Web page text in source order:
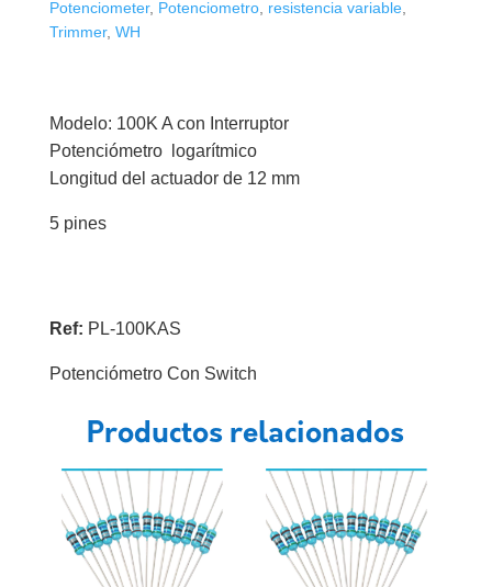
5
Pines
Potenciometer, Potenciometro, resistencia variable,
Trimmer, WH
Modelo: 100K A con Interruptor
Potenciómetro logarítmico
Longitud del actuador de 12 mm
5 pines
Ref: PL-100KAS
Potenciómetro Con Switch
Productos relacionados